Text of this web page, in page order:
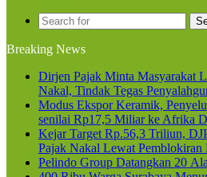
Breaking News
Dirjen Pajak Minta Masyarakat
Nakal, Tindak Tegas
Modus Ekspor Keramik,
senilai Rp17,5 Miliar ke Afrika
Kejar Target Rp.56,3 Triliun,
Pajak Nakal Lewat Pemblokiran
Pelindo Group Datangkan 20